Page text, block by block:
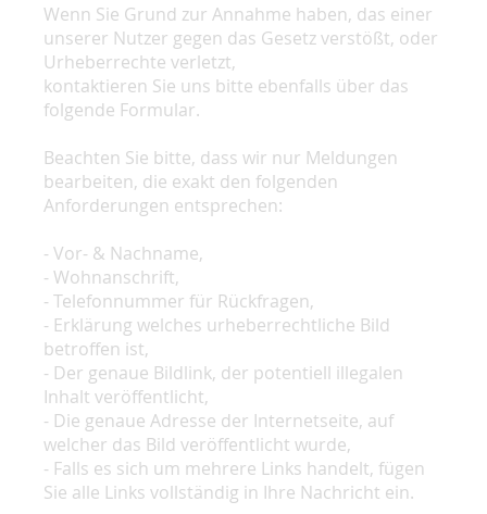
Wenn Sie Grund zur Annahme haben, das einer
unserer Nutzer gegen das Gesetz verstößt, oder
Urheberrechte verletzt,
kontaktieren Sie uns bitte ebenfalls über das
folgende Formular.
Beachten Sie bitte, dass wir nur Meldungen
bearbeiten, die exakt den folgenden
Anforderungen entsprechen:
- Vor- & Nachname,
- Wohnanschrift,
- Telefonnummer für Rückfragen,
- Erklärung welches urheberrechtliche Bild
betroffen ist,
- Der genaue Bildlink, der potentiell illegalen
Inhalt veröffentlicht,
- Die genaue Adresse der Internetseite, auf
welcher das Bild veröffentlicht wurde,
- Falls es sich um mehrere Links handelt, fügen
Sie alle Links vollständig in Ihre Nachricht ein.